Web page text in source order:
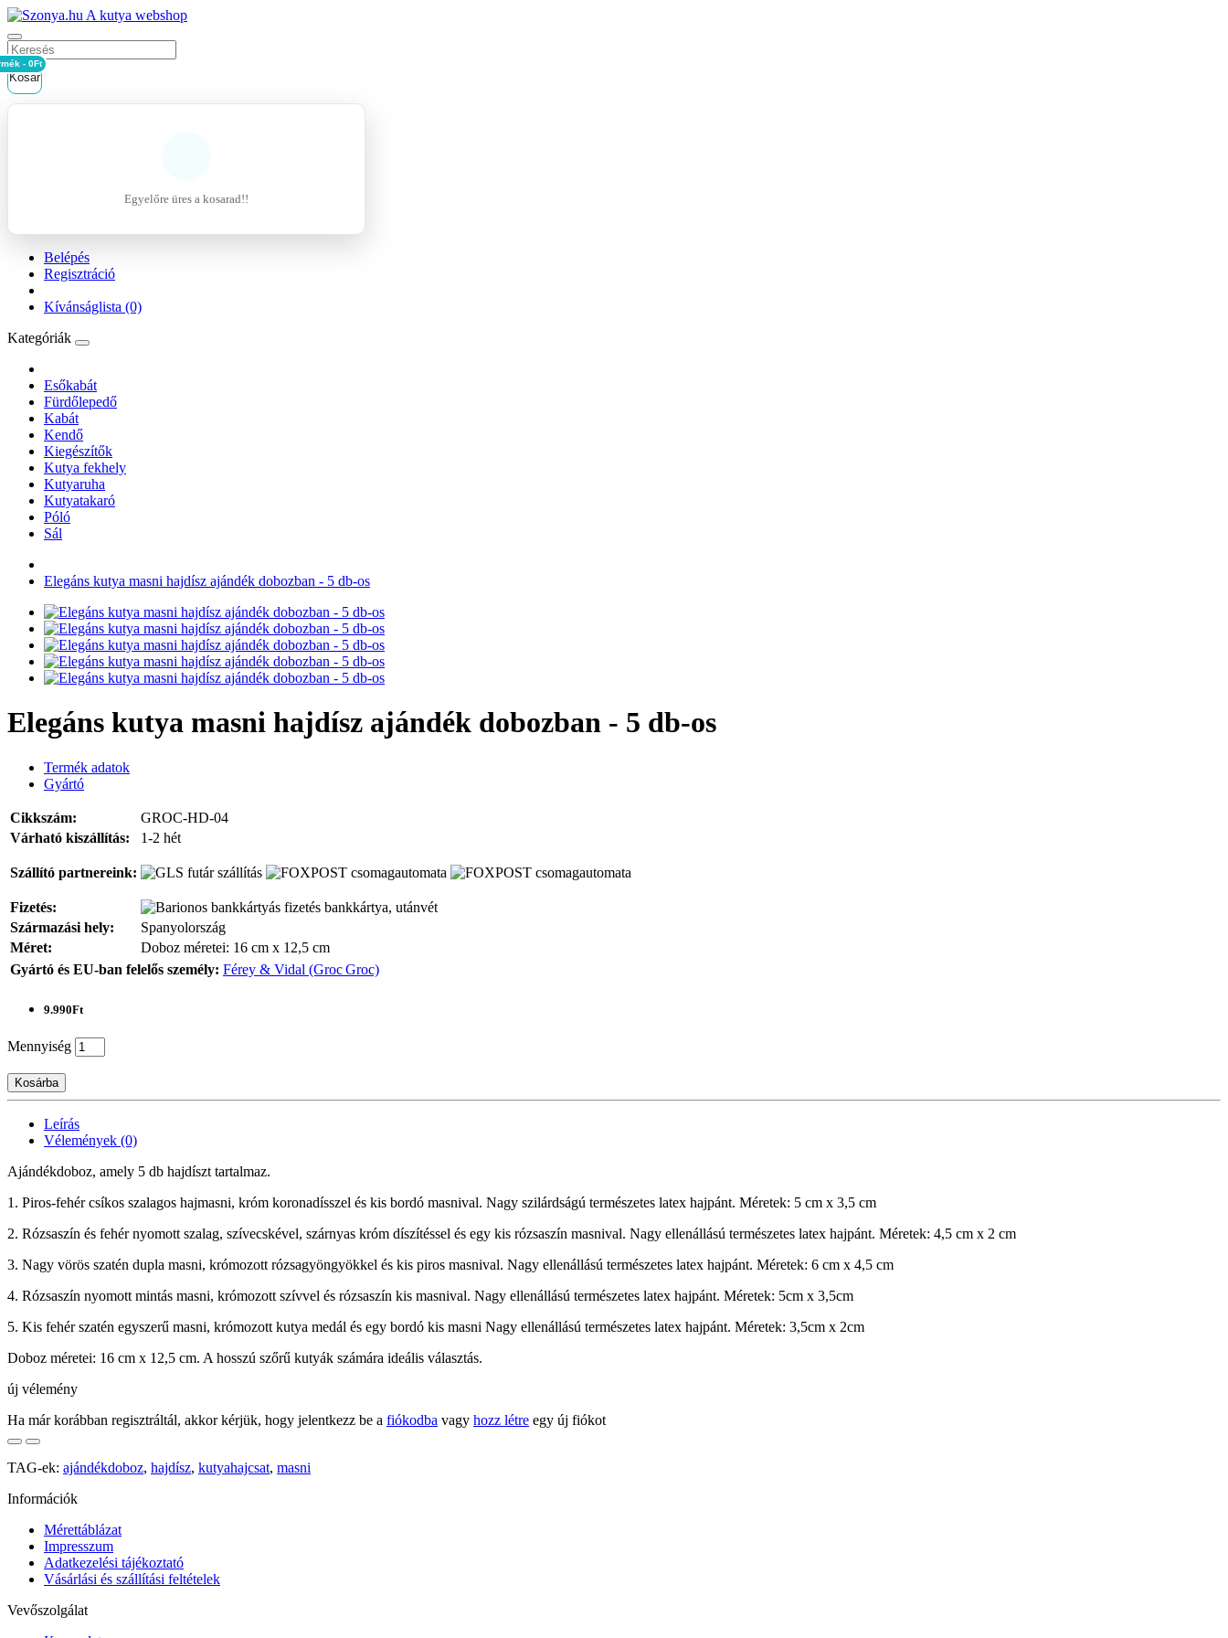
Kosár
- 0Ft
Egyelőre üres a kosarad!!
Belépés
Regisztráció
Kívánságlista (0)
Kategóriák
Esőkabát
Fürdőlepedő
Kabát
Kendő
Kiegészítők
Kutya fekhely
Kutyaruha
Kutyatakaró
Póló
Sál
Elegáns kutya masni hajdísz ajándék dobozban - 5 db-os
Elegáns kutya masni hajdísz ajándék dobozban - 5 db-os
Termék adatok
Gyártó
Cikkszám:
GROC-HD-04
Várható kiszállítás:
1-2 hét
Szállító partnereink:
Fizetés:
bankkártya, utánvét
Származási hely:
Spanyolország
Méret:
Doboz méretei: 16 cm x 12,5 cm
Gyártó és EU-ban felelős személy: Férey & Vidal (Groc Groc)
9.990Ft
Mennyiség
Kosárba
Leírás
Vélemények (0)
Ajándékdoboz, amely 5 db hajdíszt tartalmaz.
1. Piros-fehér csíkos szalagos hajmasni, króm koronadísszel és kis bordó masnival. Nagy szilárdságú természetes latex hajpánt. Méretek: 5 cm x 3,5 cm
2. Rózsaszín és fehér nyomott szalag, szívecskével, szárnyas króm díszítéssel és egy kis rózsaszín masnival. Nagy ellenállású természetes latex hajpánt. Méretek: 4,5 cm x 2 cm
3. Nagy vörös szatén dupla masni, krómozott rózsagyöngyökkel és kis piros masnival. Nagy ellenállású természetes latex hajpánt. Méretek: 6 cm x 4,5 cm
4. Rózsaszín nyomott mintás masni, krómozott szívvel és rózsaszín kis masnival. Nagy ellenállású természetes latex hajpánt. Méretek: 5cm x 3,5cm
5. Kis fehér szatén egyszerű masni, krómozott kutya medál és egy bordó kis masni Nagy ellenállású természetes latex hajpánt. Méretek: 3,5cm x 2cm
Doboz méretei: 16 cm x 12,5 cm. A hosszú szőrű kutyák számára ideális választás.
új vélemény
Ha már korábban regisztráltál, akkor kérjük, hogy jelentkezz be a fiókodba vagy hozz létre egy új fiókot
TAG-ek: ajándékdoboz, hajdísz, kutyahajcsat, masni
Információk
Mérettáblázat
Impresszum
Adatkezelési tájékoztató
Vásárlási és szállítási feltételek
Vevőszolgálat